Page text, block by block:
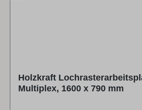
Holzkraft
Multiplex, 1600 x 790 mm